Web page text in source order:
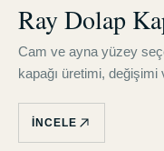
Ray Dolap
Cam ve ayna yüzey
kapağı üretimi, değişimi
İNCELE